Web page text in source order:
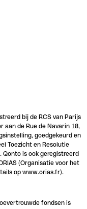
bij de RCS van Parijs
aan de Rue de Navarin 18,
goedgekeurd en
Toezicht en Resolutie
Qonto is ook geregistreerd
(Organisatie voor het
op www.orias.fr).
fondsen is